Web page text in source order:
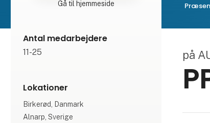
Gå til hjemmeside
Antal medarbejdere
11-25
Lokationer
Birkerød, Danmark
Alnarp, Sverige
på